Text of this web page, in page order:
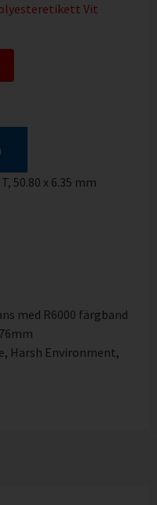
Vit
50.80 x 6.35 mm
med R6000 färgband
Harsh Environment,